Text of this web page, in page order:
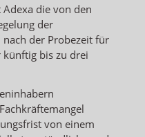
die von den
der
der Probezeit für
bis zu drei
von einem